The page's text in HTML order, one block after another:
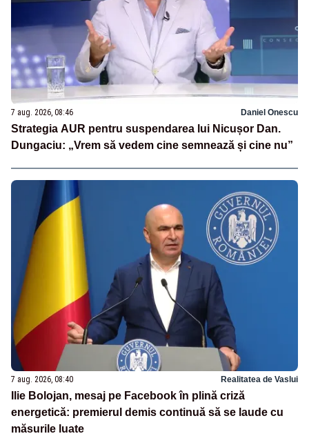
7 aug. 2026, 08:46 Daniel Onescu
Strategia AUR pentru suspendarea lui Nicușor Dan.
Dungaciu: „Vrem să vedem cine semnează și cine nu”
7 aug. 2026, 08:40 Realitatea de Vaslui
Ilie Bolojan, mesaj pe Facebook în plină criză
energetică: premierul demis continuă să se laude cu
măsurile luate